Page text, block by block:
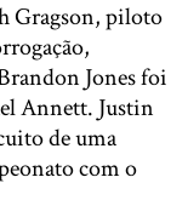
Gragson, piloto
Jones foi
Annett. Justin
de uma
com o